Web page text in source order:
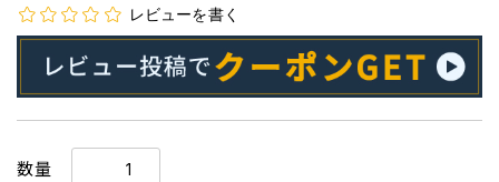
レビューを書く
数量